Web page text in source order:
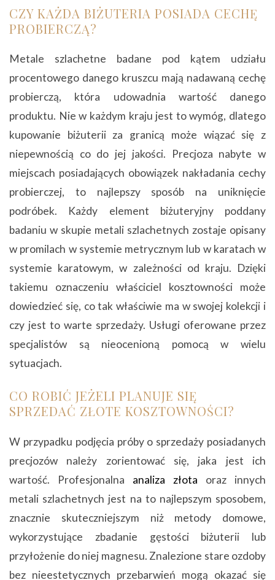
CZY KAŻDA BIŻUTERIA POSIADA CECHĘ
PROBIERCZĄ?
Metale szlachetne badane pod kątem udziału
procentowego danego kruszcu mają nadawaną cechę
probierczą, która udowadnia wartość danego
produktu. Nie w każdym kraju jest to wymóg, dlatego
kupowanie biżuterii za granicą może wiązać się z
niepewnością co do jej jakości. Precjoza nabyte w
miejscach posiadających obowiązek nakładania cechy
probierczej, to najlepszy sposób na uniknięcie
podróbek. Każdy element biżuteryjny poddany
badaniu w skupie metali szlachetnych zostaje opisany
w promilach w systemie metrycznym lub w karatach w
systemie karatowym, w zależności od kraju. Dzięki
takiemu oznaczeniu właściciel kosztowności może
dowiedzieć się, co tak właściwie ma w swojej kolekcji i
czy jest to warte sprzedaży. Usługi oferowane przez
specjalistów są nieocenioną pomocą w wielu
sytuacjach.
CO ROBIĆ JEŻELI PLANUJE SIĘ
SPRZEDAĆ ZŁOTE KOSZTOWNOŚCI?
W przypadku podjęcia próby o sprzedaży posiadanych
precjozów należy zorientować się, jaka jest ich
wartość. Profesjonalna analiza złota oraz innych
metali szlachetnych jest na to najlepszym sposobem,
znacznie skuteczniejszym niż metody domowe,
wykorzystujące zbadanie gęstości biżuterii lub
przyłożenie do niej magnesu. Znalezione stare ozdoby
bez nieestetycznych przebarwień mogą okazać się